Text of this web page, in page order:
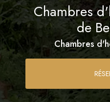
Chambres
de
Chambres